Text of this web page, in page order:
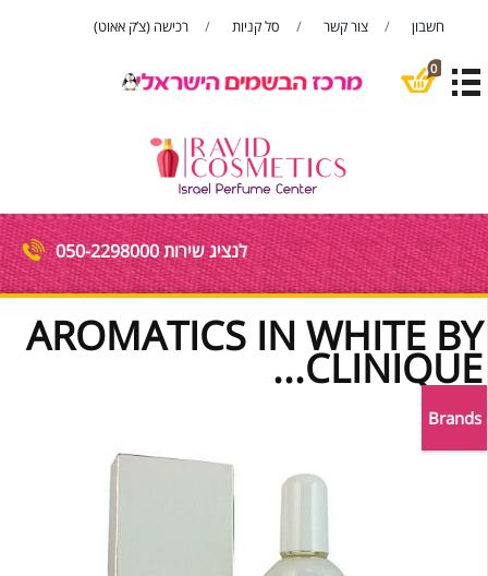
רכישה (צ’ק אאוט) סל קניות צור קשר חשבון
0
לנציג שירות 050-2298000
AROMATICS IN WHITE BY
CLINIQUE...
Brands